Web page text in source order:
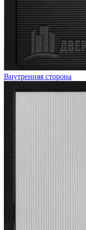
Внутренняя сторона